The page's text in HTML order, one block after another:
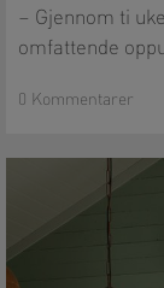
– Gjennom ti
omfattende
0 Kommentarer